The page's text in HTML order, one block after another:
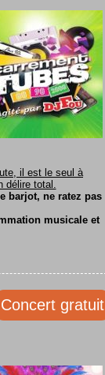
il est le seul à
délire total.
barjot, ne ratez pas
musicale et
Concert gratuit